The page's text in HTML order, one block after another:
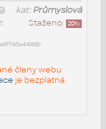
kat:Průmyslová
Staženo: 201x
členy webu
je bezplatná.